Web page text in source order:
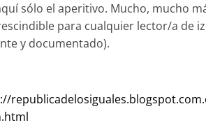
sólo el aperitivo. Mucho, mucho
para cualquier lector/a de
y documentado).